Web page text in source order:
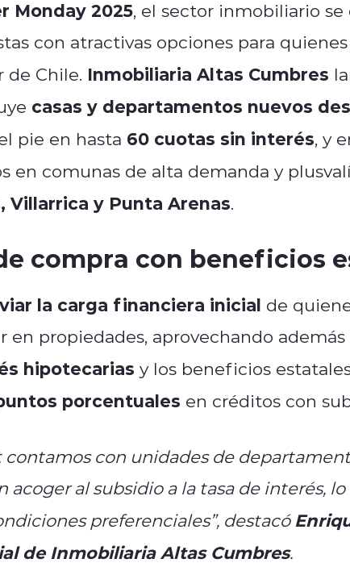
Monday 2025, el sector inmobiliario
con atractivas opciones para
de Chile. Inmobiliaria Altas Cumbres
casas y departamentos nuevos
pie en hasta 60 cuotas sin interés, y
en comunas de alta demanda y
Villarrica y Punta Arenas.
compra con beneficios
la carga financiera inicial de
en propiedades, aprovechando
hipotecarias y los beneficios
porcentuales en créditos con
contamos con unidades de
acoger al subsidio a la tasa de interés,
preferenciales”, destacó
de Inmobiliaria Altas Cumbres.